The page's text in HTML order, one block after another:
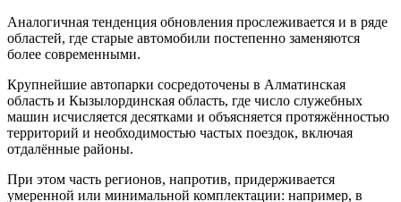
Аналогичная тенденция обновления прослеживается и в ряде
областей, где старые автомобили постепенно заменяются
более современными.
Крупнейшие автопарки сосредоточены в Алматинская
область и Кызылординская область, где число служебных
машин исчисляется десятками и объясняется протяжённостью
территорий и необходимостью частых поездок, включая
отдалённые районы.
При этом часть регионов, напротив, придерживается
умеренной или минимальной комплектации: например, в